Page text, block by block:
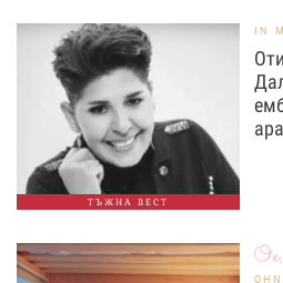
ТЪЖНА ВЕСТ
IN